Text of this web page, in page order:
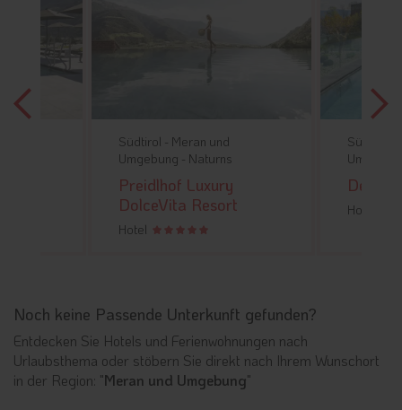
Südtirol - Meran und
Umgebung - Naturns
Preidlhof Luxury
DolceVita Resort
Hotel
Südtirol -
Der
Hotel
Noch keine Passende Unterkunft gefunden?
Entdecken Sie Hotels und Ferienwohnungen nach
Urlaubsthema oder stöbern Sie direkt nach Ihrem Wunschort
in der Region: "Meran und Umgebung"